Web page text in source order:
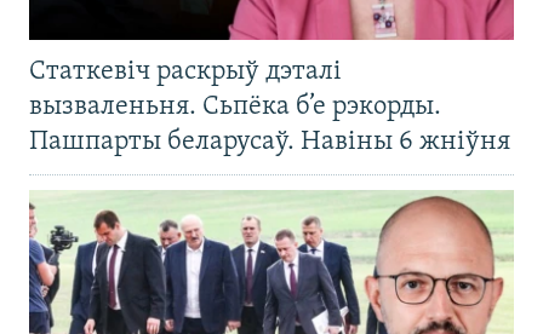
Статкевіч раскрыў дэталі
вызваленьня. Сьпёка б’е рэкорды.
Пашпарты беларусаў. Навіны 6 жніўня